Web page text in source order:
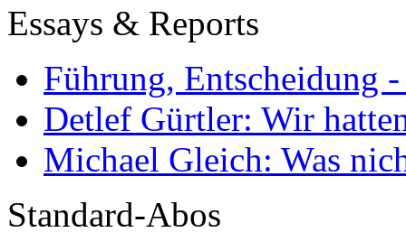
Essays & Reports
Führung, Entscheidung
Detlef Gürtler: Wir
Michael Gleich: Was
Standard-Abos